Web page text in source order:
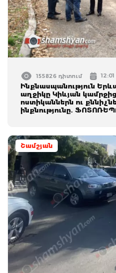
155826 դիտում
Ինքնասպանություն
աղջիկը Կիևյան
ոստիկաններն ու
ինքնությունը.
Շամշյան